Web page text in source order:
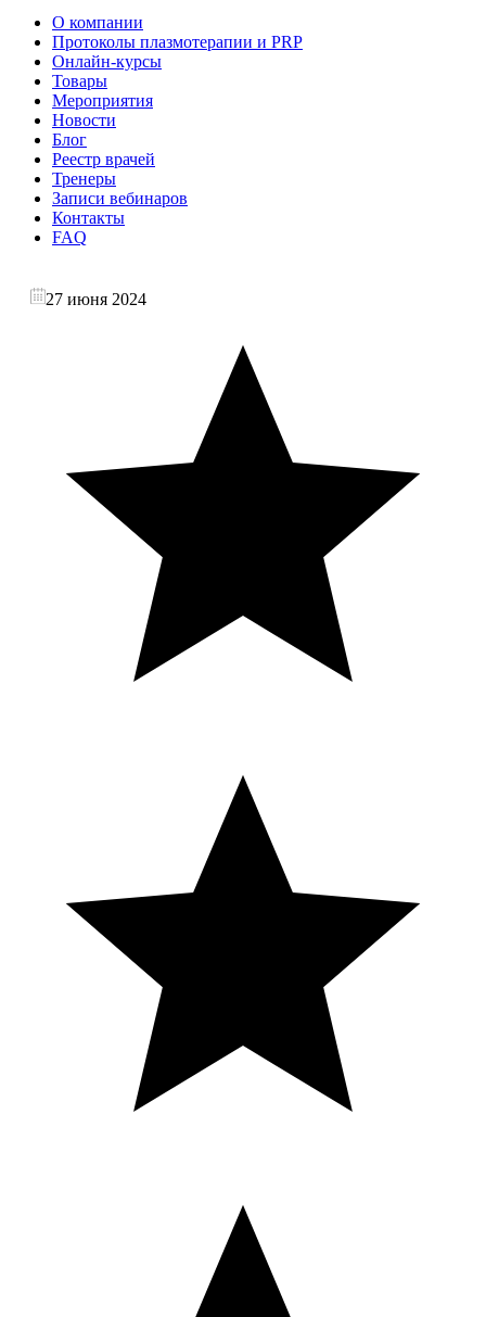
О компании
Протоколы плазмотерапии и PRP
Онлайн-курсы
Товары
Мероприятия
Новости
Блог
Реестр врачей
Тренеры
Записи вебинаров
Контакты
FAQ
27 июня 2024